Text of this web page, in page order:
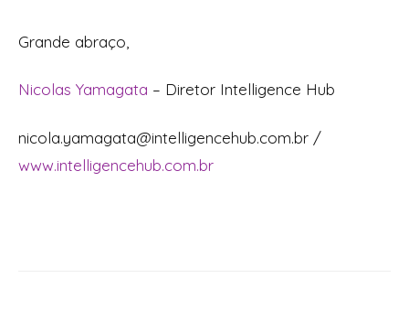
Grande abraço,
Nicolas Yamagata – Diretor Intelligence Hub
nicola.yamagata@intelligencehub.com.br /
www.intelligencehub.com.br